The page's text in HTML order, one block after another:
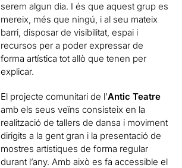
serem algun dia. I és que aquest grup es
mereix, més que ningú, i al seu mateix
barri, disposar de visibilitat, espai i
recursos per a poder expressar de
forma artística tot allò que tenen per
explicar.
El projecte comunitari de l’Antic Teatre
amb els seus veïns consisteix en la
realització de tallers de dansa i moviment
dirigits a la gent gran i la presentació de
mostres artístiques de forma regular
durant l’any. Amb això es fa accessible el